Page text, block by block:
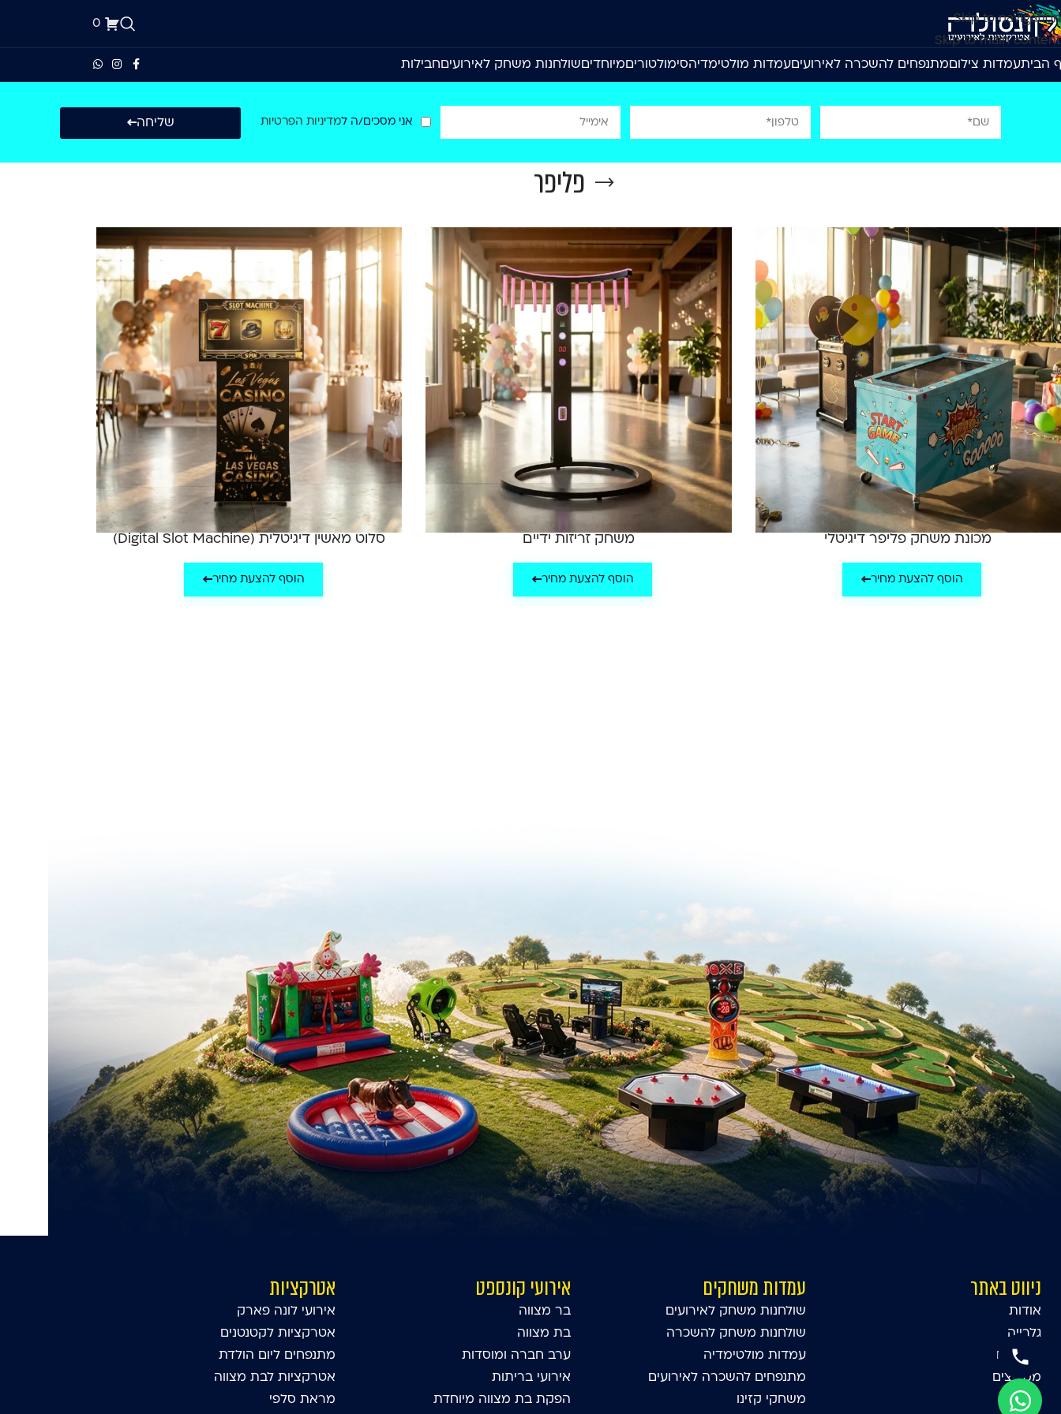
Skip to navigation
Skip to main content
0
הביתעמדות צילוםמתנפחים להשכרה לאירועיםעמדות מולטימדיהסימולטוריםמיוחדיםשולחנות משחק לאירועיםחבילות
אני מסכים/ה למדיניות הפרטיות שליחה
פליפר
מכונת משחק פליפר דיגיטלי
הוסף להצעת מחיר
משחק זריזות ידיים
הוסף להצעת מחיר
סלוט מאשין דיגיטלית (Digital Slot Machine)
הוסף להצעת מחיר
ניווט באתר
אודות
גלרייה
סרטונים
ממליצים
בלוג
עמדות משחקים
שולחנות משחק לאירועים
שולחנות משחק להשכרה
עמדות מולטימדיה
מתנפחים להשכרה לאירועים
משחקי קזינו
אירועי קונספט
בר מצווה
בת מצווה
ערב חברה ומוסדות
אירועי בריתות
הפקת בת מצווה מיוחדת
אטרקציות
אירועי לונה פארק
אטרקציות לקטנטנים
מתנפחים ליום הולדת
אטרקציות לבת מצווה
מראת סלפי